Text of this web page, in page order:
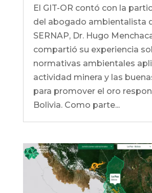
El GIT-OR contó con la
del abogado ambientalista
SERNAP, Dr. Hugo
compartió su experiencia
normativas ambientales
actividad minera y las
para promover el oro
Bolivia. Como parte...